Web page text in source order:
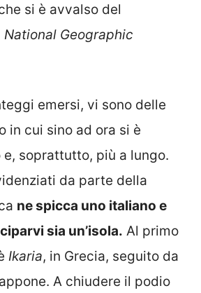
si è avvalso del
National Geographic
emersi, vi sono delle
in cui sino ad ora si è
soprattutto, più a lungo.
da parte della
ne spicca uno italiano e
sia un’isola. Al primo
Ikaria, in Grecia, seguito da
A chiudere il podio